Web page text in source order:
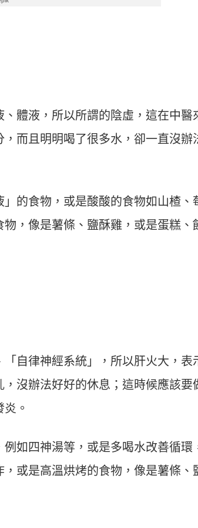
體液，所以所謂的陰虛，這在中醫
而且明明喝了很多水，卻一直沒辦
的食物，或是酸酸的食物如山楂、
，像是薯條、鹽酥雞，或是蛋糕、
自律神經系統」，所以肝火大，表
沒辦法好好的休息；這時候應該要
。
如四神湯等，或是多喝水改善循環
或是高溫烘烤的食物，像是薯條、